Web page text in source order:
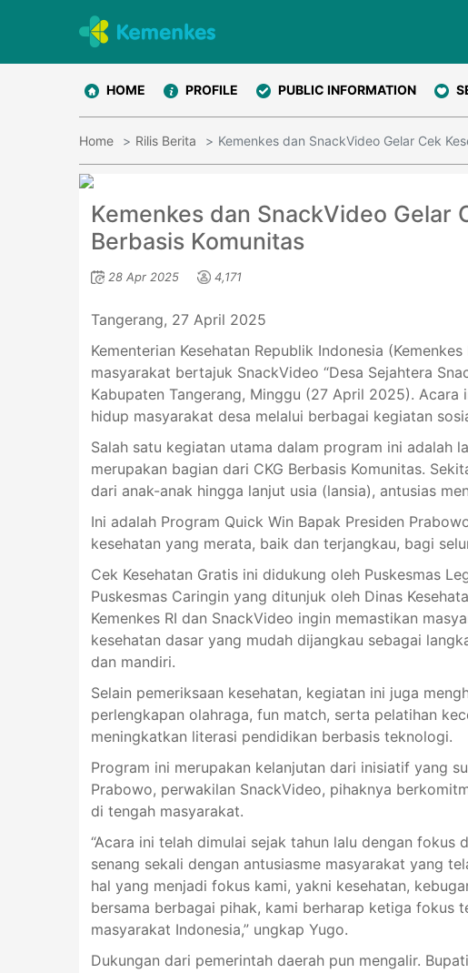
HOME PROFILE PUBLIC INFORMATION
Home Rilis Berita Kemenkes dan SnackVideo Gelar Cek
Kemenkes dan SnackVideo Gelar
Berbasis Komunitas
28 Apr 2025 4,171
Tangerang, 27 April 2025
Kementerian Kesehatan Republik Indonesia
masyarakat bertajuk SnackVideo “Desa Sejahtera
Kabupaten Tangerang, Minggu (27 April 2025).
hidup masyarakat desa melalui berbagai kegiatan
Salah satu kegiatan utama dalam program ini adalah
merupakan bagian dari CKG Berbasis Komunitas.
dari anak-anak hingga lanjut usia (lansia), antusias
Ini adalah Program Quick Win Bapak Presiden
kesehatan yang merata, baik dan terjangkau, bagi
Cek Kesehatan Gratis ini didukung oleh Puskesmas
Puskesmas Caringin yang ditunjuk oleh Dinas
Kemenkes RI dan SnackVideo ingin memastikan
kesehatan dasar yang mudah dijangkau sebagai
dan mandiri.
Selain pemeriksaan kesehatan, kegiatan ini juga
perlengkapan olahraga, fun match, serta pelatihan
meningkatkan literasi pendidikan berbasis teknologi.
Program ini merupakan kelanjutan dari inisiatif yang
Prabowo, perwakilan SnackVideo, pihaknya
di tengah masyarakat.
“Acara ini telah dimulai sejak tahun lalu dengan fokus
senang sekali dengan antusiasme masyarakat yang
hal yang menjadi fokus kami, yakni kesehatan,
bersama berbagai pihak, kami berharap ketiga fokus
masyarakat Indonesia,” ungkap Yugo.
Dukungan dari pemerintah daerah pun mengalir.